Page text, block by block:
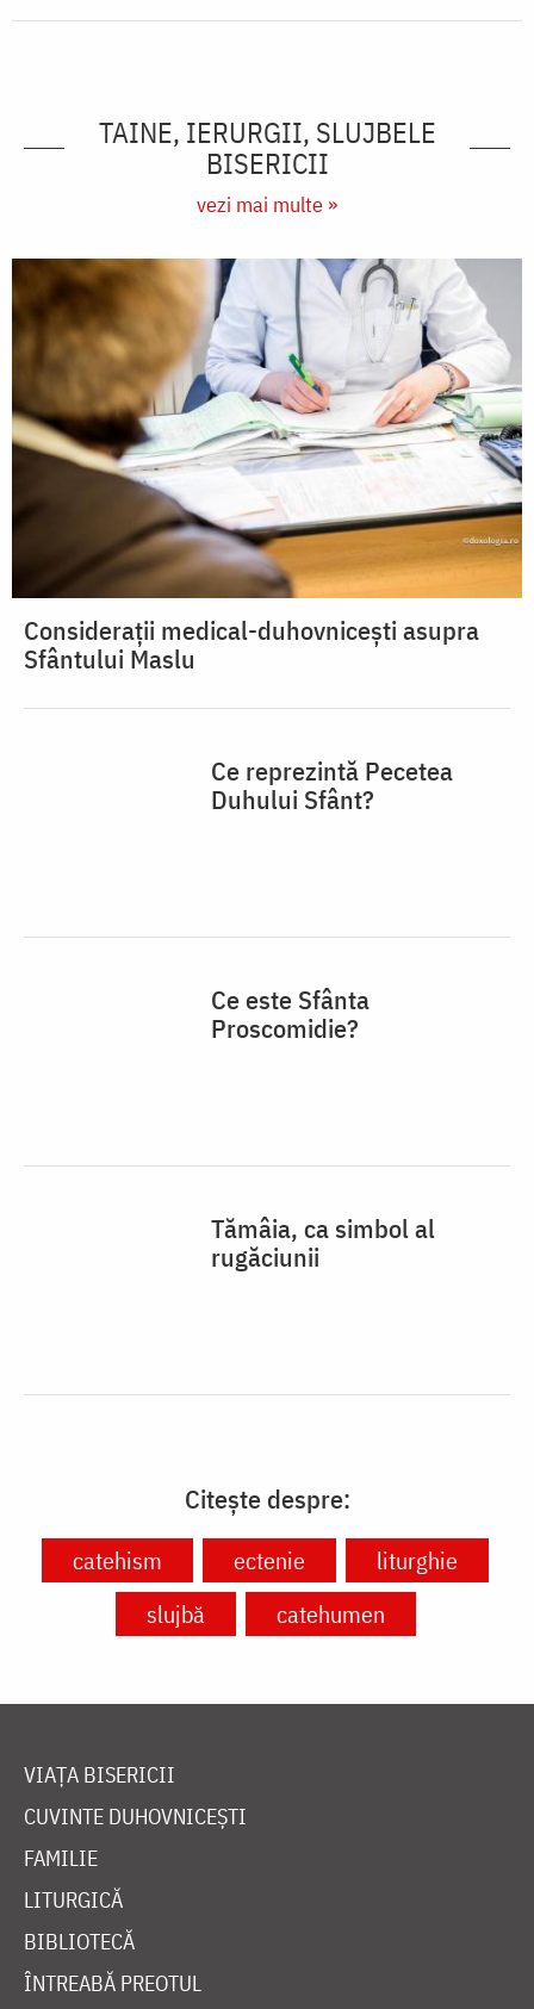
TAINE, IERURGII, SLUJBELE
BISERICII
vezi mai multe »
Considerații medical-duhovnicești asupra
Sfântului Maslu
Ce reprezintă Pecetea
Duhului Sfânt?
Ce este Sfânta
Proscomidie?
Tămâia, ca simbol al
rugăciunii
Citește despre:
catehism ectenie
liturghie
slujbă
catehumen
VIAȚA BISERICII
CUVINTE DUHOVNICEȘTI
FAMILIE
LITURGICĂ
BIBLIOTECĂ
ÎNTREABĂ PREOTUL